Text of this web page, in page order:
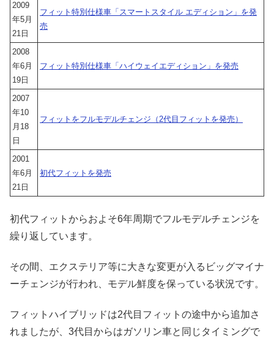
2009
年5月
21日
フィット特別仕様車「スマートスタイル エディション」を発
売
2008
年6月
19日
フィット特別仕様車「ハイウェイエディション」を発売
2007
年10
月18
日
フィットをフルモデルチェンジ（2代目フィットを発売）
2001
年6月
21日
初代フィットを発売
初代フィットからおよそ6年周期でフルモデルチェンジを
繰り返しています。
その間、エクステリア等に大きな変更が入るビッグマイナ
ーチェンジが行われ、モデル鮮度を保っている状況です。
フィットハイブリッドは2代目フィットの途中から追加さ
れましたが、3代目からはガソリン車と同じタイミングで